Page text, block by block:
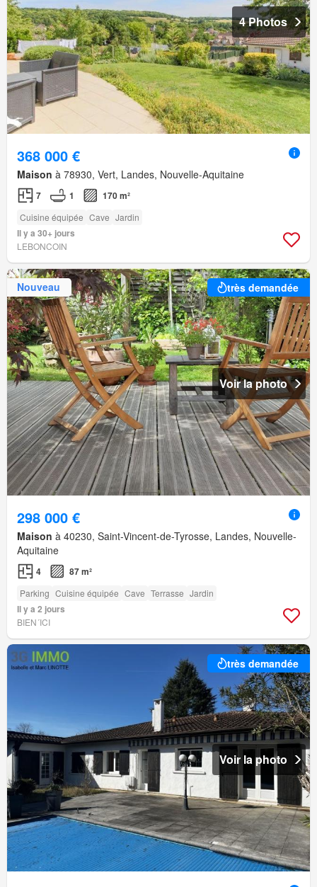
4 Photos
368 000 €
Maison à 78930, Vert, Landes, Nouvelle-Aquitaine
7 1 170 m²
Cuisine équipée Cave Jardin
Il y a 30+ jours
LEBONCOIN
Nouveau très demandée
Voir la photo
298 000 €
Maison à 40230, Saint-Vincent-de-Tyrosse, Landes, Nouvelle-
Aquitaine
4 87 m²
Parking Cuisine équipée Cave Terrasse Jardin
Il y a 2 jours
BIEN´ICI
très demandée
Voir la photo